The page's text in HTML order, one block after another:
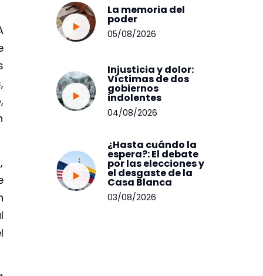
La memoria del
poder
05/08/2026
Injusticia y dolor:
Víctimas de dos
gobiernos
indolentes
04/08/2026
¿Hasta cuándo la
espera?: El debate
por las elecciones y
el desgaste de la
Casa Blanca
03/08/2026